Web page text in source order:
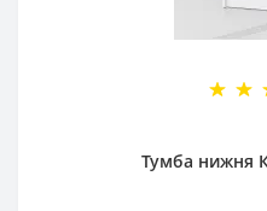
Тумба нижня